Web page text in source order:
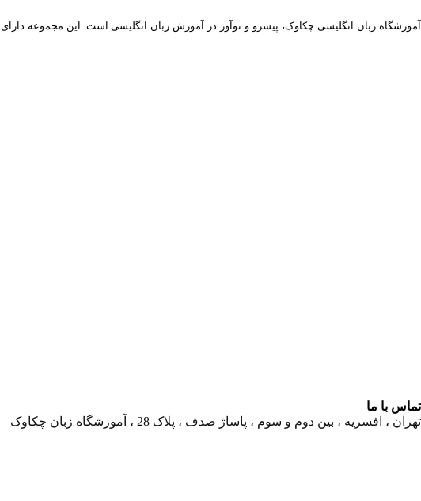
آموزشگاه زبان انگلیسی چکاوک، پیشرو و نوآور در آموزش زبان انگلیسی است. این مجموعه دارای 30 سال سابقه در امر تدریس می باشد. استاد سعید مرکب سازی به عنوان مدیر این مجموعه، با
تماس با ما
تهران ، افسریه ، بین دوم و سوم ، پاساژ صدف ، پلاک 28 ، آموزشگاه زبان چکاوک